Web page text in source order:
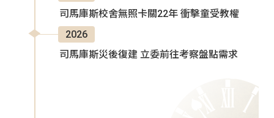
司馬庫斯校舍無照卡關22年 衝擊童受教權
2026
司馬庫斯災後復建 立委前往考察盤點需求